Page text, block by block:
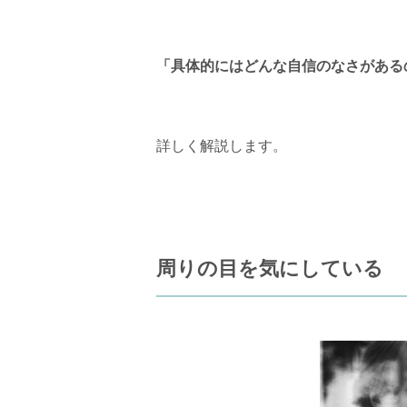
「具体的にはどんな自信のなさがあ
詳しく解説します。
周りの目を気にしている